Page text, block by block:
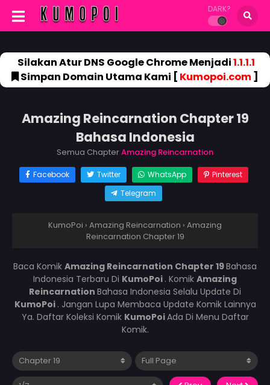
DARK?
Silakan Atur DNS Google Chrome Menjadi1.1.1.1
Simpan Domain Utama Kami [ Kumopoi.com]
Amazing Reincarnation Chapter 19
Bahasa Indonesia
Semua ChapterAmazing Reincarnation
Facebook Twitter WhatsApp
Pinterest
Telegram
KumoPoi › Amazing Reincarnation › Amazing
Reincarnation Chapter 19
Baca Komik Amazing Reincarnation Chapter 19Bahasa
Indonesia Terbaru Di KumoPoi . Komik Amazing
Reincarnation Bahasa Indonesia Selalu Update Di
KumoPoi . Jangan Lupa Membaca Update Komik Lainnya
Ya. Daftar Koleksi Komik KumoPoiAda Di Menu Daftar
Komik.